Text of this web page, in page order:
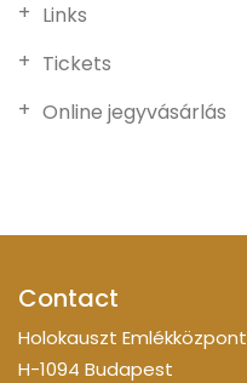
Links
Tickets
Online jegyvásárlás
Contact
Holokauszt Emlékközpont
H-1094 Budapest